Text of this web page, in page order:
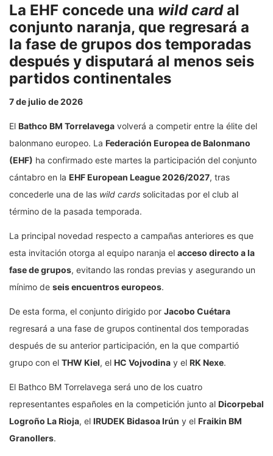
La EHF concede una wild cardal
conjunto naranja, que regresará a
la fase de grupos dos temporadas
después y disputará al menos seis
partidos continentales
7 de julio de 2026
El Bathco BM Torrelavega volverá a competir entre la élite del
balonmano europeo. La Federación Europea de Balonmano
(EHF) ha confirmado este martes la participación del conjunto
cántabro en la EHF European League 2026/2027, tras
concederle una de las wild cards solicitadas por el club al
término de la pasada temporada.
La principal novedad respecto a campañas anteriores es que
esta invitación otorga al equipo naranja el acceso directo a la
fase de grupos, evitando las rondas previas y asegurando un
mínimo de seis encuentros europeos.
De esta forma, el conjunto dirigido por Jacobo Cuétara
regresará a una fase de grupos continental dos temporadas
después de su anterior participación, en la que compartió
grupo con el THW Kiel, el HC Vojvodina y el RK Nexe.
El Bathco BM Torrelavega será uno de los cuatro
representantes españoles en la competición junto al Dicorpebal
Logroño La Rioja, el IRUDEK Bidasoa Irún y el Fraikin BM
Granollers.